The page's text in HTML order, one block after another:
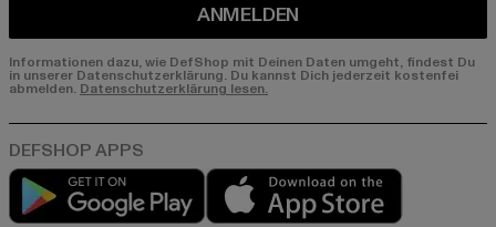
ANMELDEN
Informationen dazu, wie DefShop mit Deinen Daten umgeht, findest Du
in unserer Datenschutzerklärung. Du kannst Dich jederzeit kostenfei
abmelden. Datenschutzerklärung lesen.
Play market